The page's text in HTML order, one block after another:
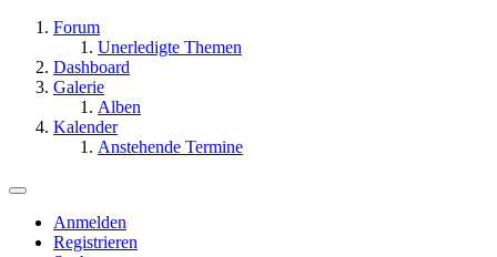
Forum
Unerledigte Themen
Dashboard
Galerie
Alben
Kalender
Anstehende Termine
Anmelden
Registrieren